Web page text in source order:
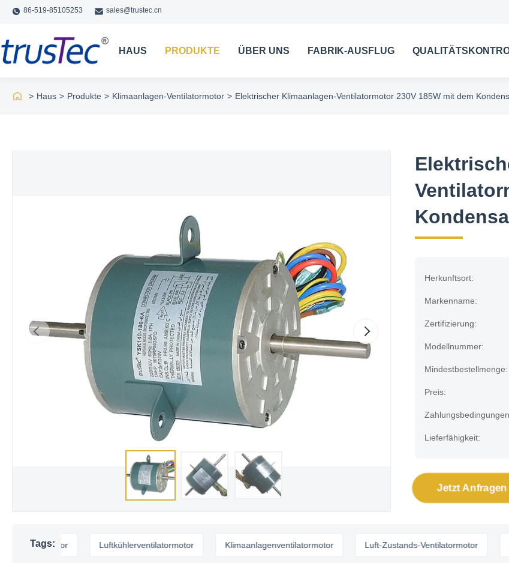
86-519-85105253 sales@trustec.cn
HAUS PRODUKTE ÜBER UNS FABRIK-AUSFLUG
> Haus > Produkte > Klimaanlagen-Ventilatormotor > Elektrischer Klimaanlagen-Ventilatormotor 230V 185W mit dem
Herkunftsort:
Markenname:
Zertifizierung:
Modellnummer:
Mindestbestellmenge:
Preis:
Lieferfähigkeit:
Jetzt Anfragen
Tags: Luftkühlerventilatormotor Klimaanlagenventilatormotor Luft-Zustands-Ventilatormotor